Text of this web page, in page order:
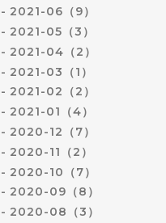
2021-06（9）
2021-05（3）
2021-04（2）
2021-03（1）
2021-02（2）
2021-01（4）
2020-12（7）
2020-11（2）
2020-10（7）
2020-09（8）
2020-08（3）